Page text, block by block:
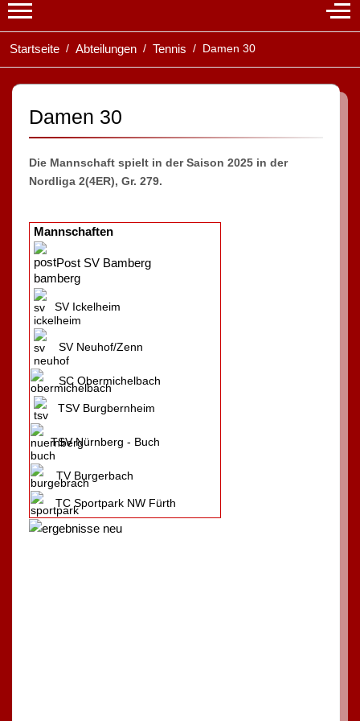
Mobile Menu Toggle Off-
Startseite Abteilungen Tennis Damen 30
Damen 30
Die Mannschaft spielt in der Saison 2025 in der
Nordliga 2(4ER), Gr. 279.
Mannschaften
Post SV Bamberg
SV Ickelheim
SV Neuhof/Zenn
SC Obermichelbach
TSV Burgbernheim
TSV Nürnberg - Buch
TV Burgerbach
TC Sportpark NW Fürth